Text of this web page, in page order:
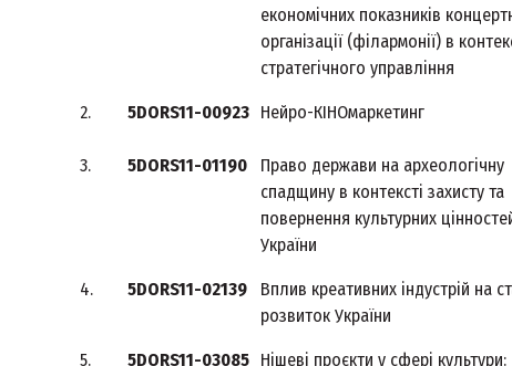
економічних показників
організації (філармонії) в
стратегічного управління
2. 5DORS11-00923 Нейро-КІНОмаркетинг
3. 5DORS11-01190
Право держави на археологічну
спадщину в контексті захисту та
повернення культурних
України
4. 5DORS11-02139
Вплив креативних індустрій на
розвиток України
5. 5DORS11-03085 Нішеві проєкти у сфері культури: